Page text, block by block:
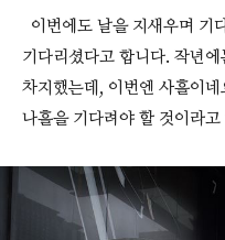
이번에도 날을 지새우며 기
기다리셨다고 합니다. 작년
차지했는데, 이번엔 사흘이
나흘을 기다려야 할 것이라